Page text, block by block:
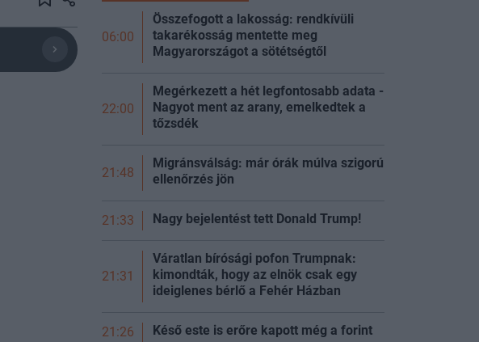
06:00
Összefogott a lakosság: rendkívüli
takarékosság mentette meg
Magyarországot a sötétségtől
22:00
Megérkezett a hét legfontosabb adata -
Nagyot ment az arany, emelkedtek a
tőzsdék
21:48
Migránsválság: már órák múlva szigorú
ellenőrzés jön
21:33 Nagy bejelentést tett Donald Trump!
21:31
Váratlan bírósági pofon Trumpnak:
kimondták, hogy az elnök csak egy
ideiglenes bérlő a Fehér Házban
21:26 Késő este is erőre kapott még a forint